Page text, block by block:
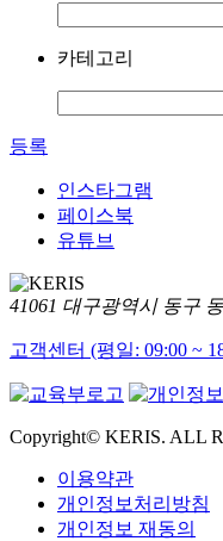
카테고리
등록
인스타그램
페이스북
유튜브
41061 대구광역시 동구
고객센터 (평일: 09:00 ~
Copyright© KERIS. ALL
이용약관
개인정보처리방침
개인정보 재동의